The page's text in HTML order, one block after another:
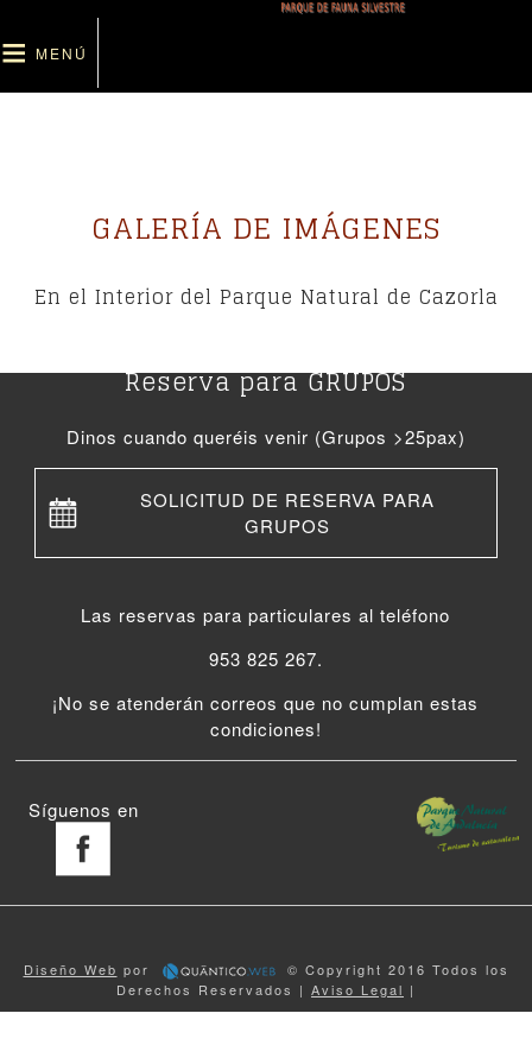
au
contenu
principal
Navegación
MENÚ
GALERÍA DE IMÁGENES
En el Interior del Parque Natural de Cazorla
Reserva para GRUPOS
Dinos cuando queréis venir (Grupos >25pax)
SOLICITUD DE RESERVA PARA
GRUPOS
Las reservas para particulares al teléfono
953 825 267.
¡No se atenderán correos que no cumplan estas
condiciones!
Síguenos en
Diseño Web por
© Copyright 2016 Todos los
Derechos Reservados | Aviso Legal |
Menu
Actividades
Solicitud de reserva
Tarifas